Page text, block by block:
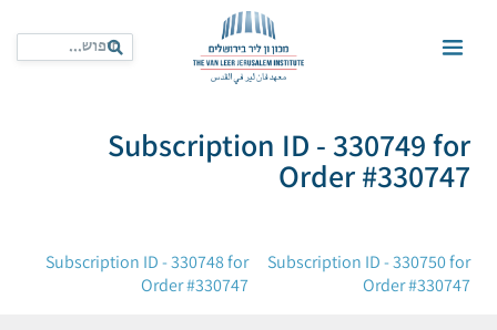
Subscription ID - 330749 for
Order #330747
ניווט
Subscription ID - 330748 for
Order #330747
Subscription ID - 330750 for
Order #330747